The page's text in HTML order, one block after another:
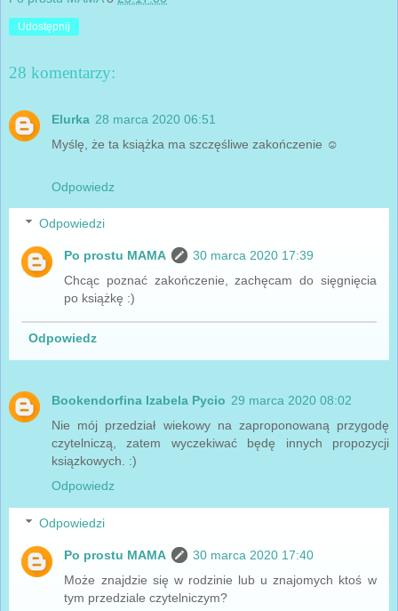
Udostępnij
28 komentarzy:
Elurka 28 marca 2020 06:51
Myślę, że ta książka ma szczęśliwe zakończenie ☺
Odpowiedz
Odpowiedzi
Po prostu MAMA
30 marca 2020 17:39
Chcąc poznać zakończenie, zachęcam do sięgnięcia
po książkę :)
Odpowiedz
Bookendorfina Izabela Pycio 29 marca 2020 08:02
Nie mój przedział wiekowy na zaproponowaną przygodę
czytelniczą, zatem wyczekiwać będę innych propozycji
ksiązkowych. :)
Odpowiedz
Odpowiedzi
Po prostu MAMA
30 marca 2020 17:40
Może znajdzie się w rodzinie lub u znajomych ktoś w
tym przedziale czytelniczym?